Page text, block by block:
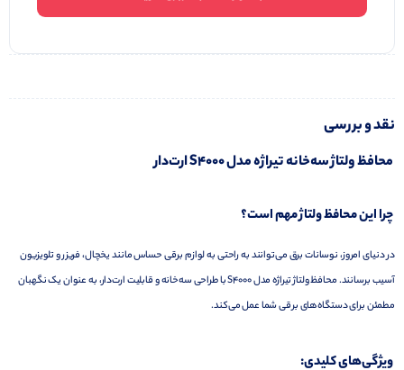
نقد و بررسی
محافظ ولتاژ سه‌خانه تیراژه مدل S4000 ارت‌دار
چرا این محافظ ولتاژ مهم است؟
در دنیای امروز، نوسانات برق می‌توانند به راحتی به لوازم برقی حساس مانند یخچال، فریزر و تلویزیون
آسیب برسانند.
محافظ ولتاژ تیراژه مدل S4000 با طراحی سه‌خانه و قابلیت ارت‌دار، به عنوان یک نگهبان
مطمئن برای دستگاه‌های برقی شما عمل می‌کند.
ویژگی‌های کلیدی: